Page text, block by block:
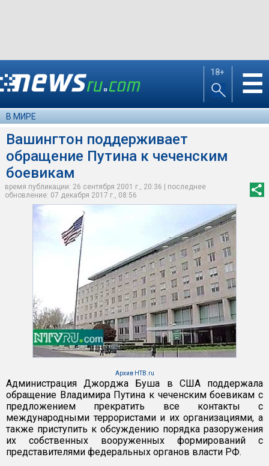
18+ ☰
В МИРЕ
Вашингтон поддерживает
обращение Путина к чеченским
боевикам
время публикации: 26 сентября 2001 г., 20:36 | последнее
обновление: 07 декабря 2017 г., 08:56
Архив НТВ.ru
Администрация Джорджа Буша в США поддержала
обращение Владимира Путина к чеченским боевикам с
предложением прекратить все контакты с
международными террористами и их организациями, а
также приступить к обсуждению порядка разоружения
их собственных вооруженных формирований с
представителями федеральных органов власти РФ.